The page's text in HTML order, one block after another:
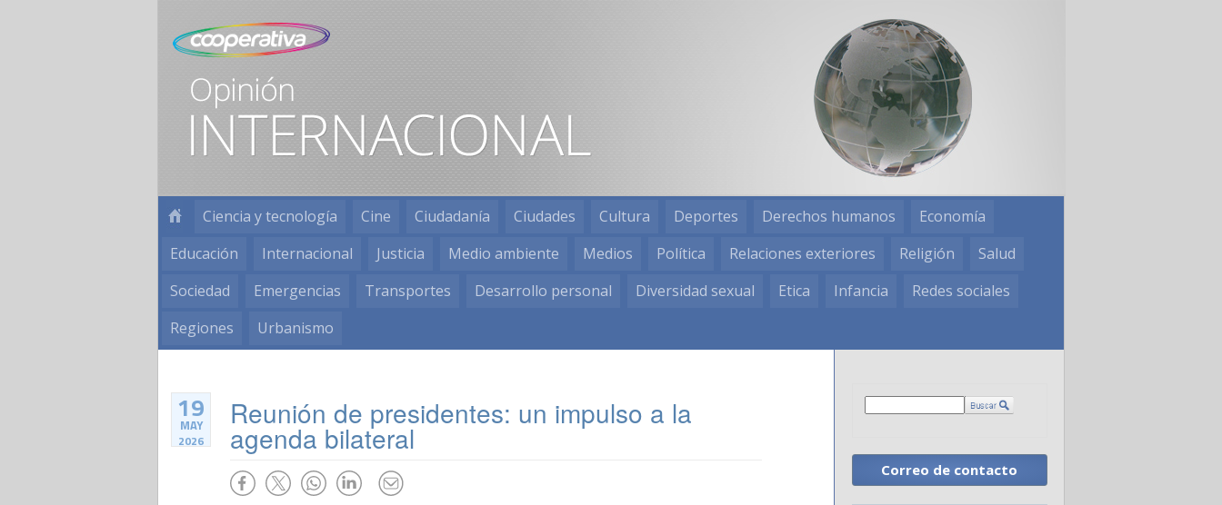
Ciencia y tecnología Cine Ciudadanía Ciudades Cultura Deportes Derechos humanos
Economía
Educación
Internacional Justicia Medio ambiente Medios Política Relaciones exteriores Religión
Salud
Sociedad
Emergencias Transportes Desarrollo personal Diversidad sexual Etica Infancia
Redes sociales
Regiones
Urbanismo
19
MAY
2026
Reunión de presidentes: un impulso a la
agenda bilateral
Correo de contacto